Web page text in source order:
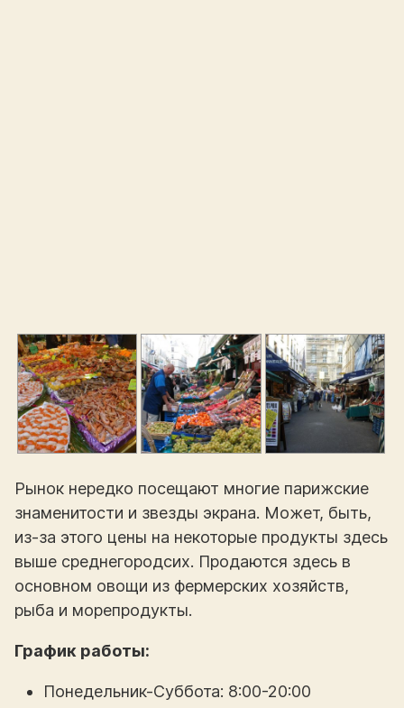
Рынок нередко посещают многие парижские
знаменитости и звезды экрана. Может, быть,
из-за этого цены на некоторые продукты здесь
выше среднегородсих. Продаются здесь в
основном овощи из фермерских хозяйств,
рыба и морепродукты.
График работы:
Понедельник-Суббота: 8:00-20:00